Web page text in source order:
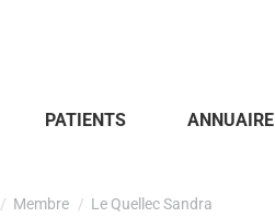
PATIENTS ANNUAIRE
Membre Le Quellec Sandra